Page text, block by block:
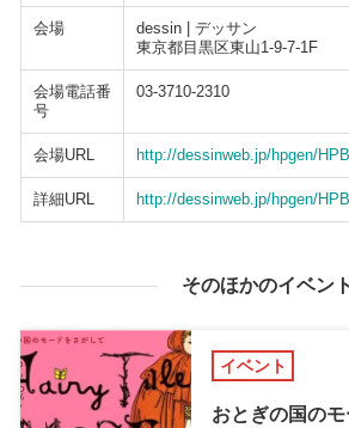
会場
dessin | デッサン
東京都目黒区東山1-9-7-1F
会場電話番
号
03-3710-2310
会場URL http://dessinweb.jp/hpgen/
詳細URL http://dessinweb.jp/hpgen/
そのほかのイベント
イベント
おとぎの国の